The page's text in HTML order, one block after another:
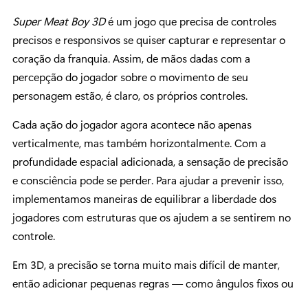
Super Meat Boy 3Dé um jogo que precisa de controles
precisos e responsivos se quiser capturar e representar o
coração da franquia. Assim, de mãos dadas com a
percepção do jogador sobre o movimento de seu
personagem estão, é claro, os próprios controles.
Cada ação do jogador agora acontece não apenas
verticalmente, mas também horizontalmente. Com a
profundidade espacial adicionada, a sensação de precisão
e consciência pode se perder. Para ajudar a prevenir isso,
implementamos maneiras de equilibrar a liberdade dos
jogadores com estruturas que os ajudem a se sentirem no
controle.
Em 3D, a precisão se torna muito mais difícil de manter,
então adicionar pequenas regras — como ângulos fixos ou